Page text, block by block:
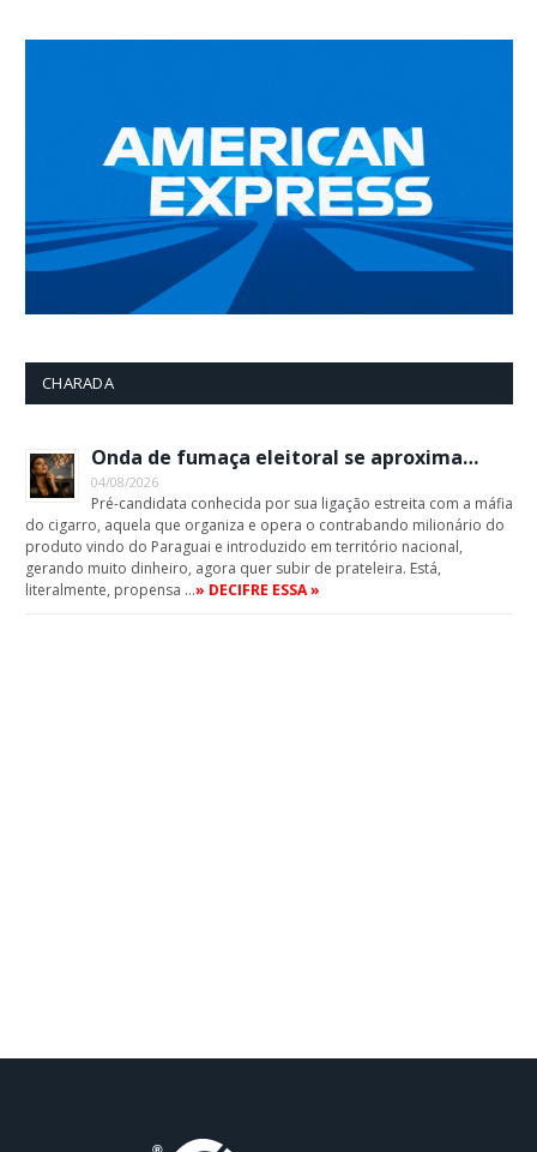
CHARADA
Onda de fumaça eleitoral se aproxima…
04/08/2026
Pré-candidata conhecida por sua ligação estreita com a máfia
do cigarro, aquela que organiza e opera o contrabando milionário do
produto vindo do Paraguai e introduzido em território nacional,
gerando muito dinheiro, agora quer subir de prateleira. Está,
literalmente, propensa …» DECIFRE ESSA »